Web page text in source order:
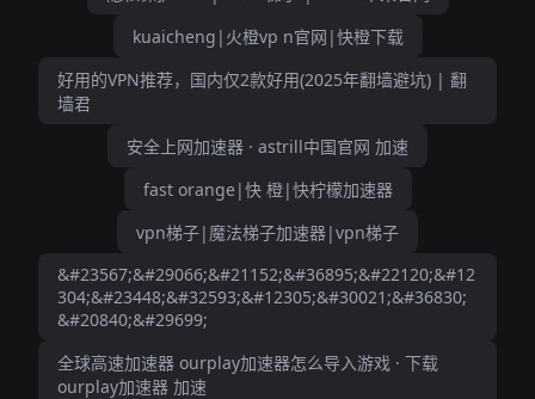
kuaicheng|火橙vp n官网|快橙下载
好用的VPN推荐，国内仅2款好用(2025年翻墙避坑) | 翻
墙君
安全上网加速器 · astrill中国官网 加速
fast orange|快 橙|快柠檬加速器
vpn梯子|魔法梯子加速器|vpn梯子
&#23567;&#29066;&#21152;&#36895;&#22120;&#12
304;&#23448;&#32593;&#12305;&#30021;&#36830;
&#20840;&#29699;
全球高速加速器 ourplay加速器怎么导入游戏 · 下载
ourplay加速器 加速